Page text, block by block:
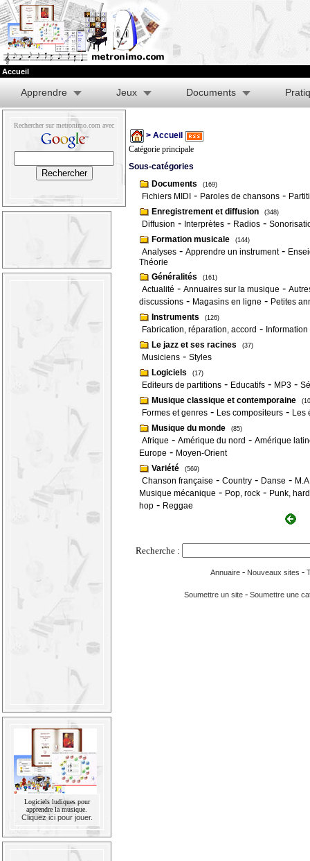
Accueil
Apprendre Jeux Documents
Rechercher sur metronimo.com avec
Logiciels ludiques pour
apprendre la musique.
Cliquez ici pour jouer.
> Accueil
Catégorie principale
Sous-catégories
Documents
(169)
Fichiers MIDI - Paroles de chansons -
Enregistrement et diffusion
(348)
Diffusion - Interprètes - Radios -
Formation musicale
(144)
Analyses - Apprendre un instrument-
Théorie
Généralités
(161)
Actualité - Annuaires sur la musique -
discussions - Magasins en ligne - Petites
Instruments
(126)
Fabrication, réparation, accord - Information
Le jazz et ses racines (37)
Musiciens - Styles
Logiciels
(17)
Editeurs de partitions - Educatifs - MP3 -
Musique classique et contemporaine
Formes et genres - Les compositeurs - Les
Musique du monde
(85)
Afrique - Amérique du nord - Amérique
Europe - Moyen-Orient
Variété
(569)
Chanson française - Country - Danse -
Musique mécanique - Pop, rock - Punk,
hop - Reggae
Recherche :
Annuaire- Nouveaux sites -
Soumettre un site - Soumettre une